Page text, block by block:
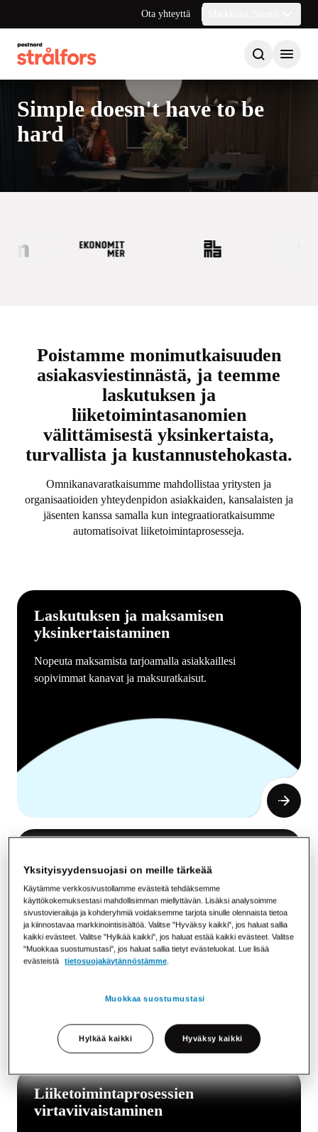
Ota yhteyttä
Simple doesn't have to be
hard
Poistamme monimutkaisuuden
asiakasviestinnästä, ja teemme
laskutuksen ja
liiketoimintasanomien
välittämisestä yksinkertaista,
turvallista ja kustannustehokasta.
Omnikanavaratkaisumme mahdollistaa yritysten ja
organisaatioiden yhteydenpidon asiakkaiden, kansalaisten ja
jäsenten kanssa samalla kun integraatioratkaisumme
automatisoivat liiketoimintaprosesseja.
Laskutuksen ja maksamisen
yksinkertaistaminen
Nopeuta maksamista tarjoamalla asiakkaillesi
sopivimmat kanavat ja maksuratkaisut.
Anna asiakkaidesi valita haluamansa viestintätapa. Saa
käyttöösi kaikki tärkeimmät kanavat yhdessä
omnikanavaratkaisussa.
Liiketoimintaprosessien
virtaviivaistaminen
Yksityisyydensuojasi on meille tärkeää
Käytämme verkkosivustollamme evästeitä tehdäksemme
käyttökokemuksestasi mahdollisimman miellyttävän. Lisäksi analysoimme
sivustovierailuja ja kohderyhmiä voidaksemme tarjota sinulle olennaista tietoa
ja kiinnostavaa markkinointisisältöä. Valitse "Hyväksy kaikki", jos haluat sallia
kaikki evästeet. Valitse "Hylkää kaikki", jos haluat estää kaikki evästeet. Valitse
"Muokkaa suostumustasi", jos haluat sallia tietyt evästeluokat. Lue lisää
evästeistä
tietosuojakäytännöstämme
Muokkaa suostumustasi
Hylkää kaikki Hyväksy kaikki